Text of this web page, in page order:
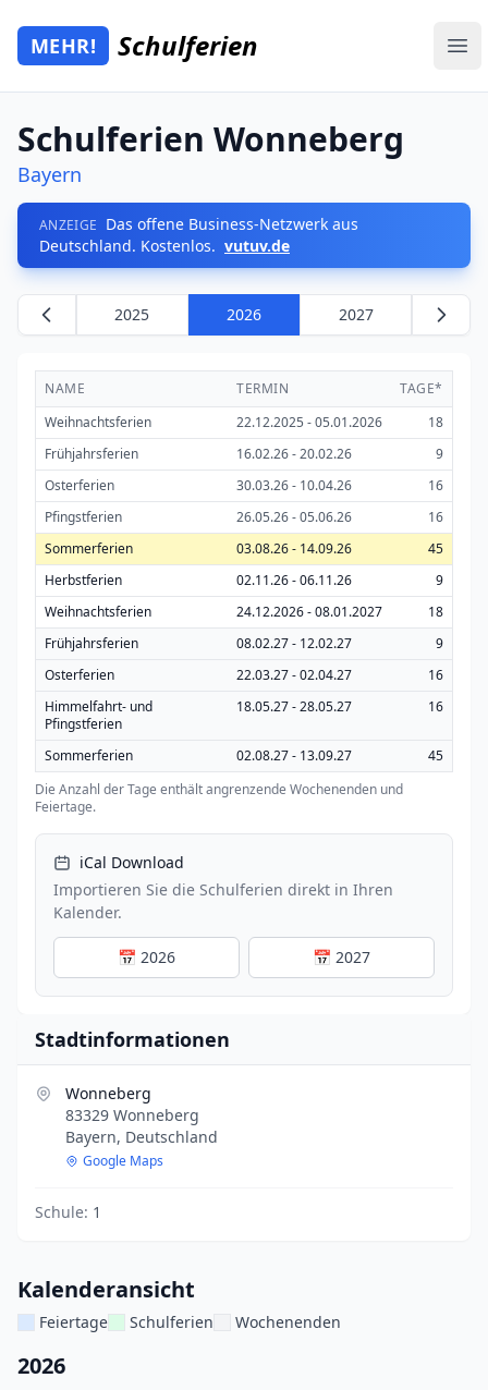
Zum Hauptinhalt springen
Mehr Schulferien
MEHR! Schulferien
Schulferien Wonneberg
Bayern
ANZEIGE Das offene Business-Netzwerk aus
Deutschland. Kostenlos. vutuv.de
2025 2026 2027
NAME TERMIN
TAGE*
Weihnachtsferien
22.12.2025 - 05.01.2026
18
Frühjahrsferien
16.02.26 - 20.02.26
9
Osterferien
30.03.26 - 10.04.26
16
Pfingstferien
26.05.26 - 05.06.26
16
Sommerferien
03.08.26 - 14.09.26
45
Herbstferien
02.11.26 - 06.11.26
9
Weihnachtsferien
24.12.2026 - 08.01.2027
18
Frühjahrsferien
08.02.27 - 12.02.27
9
Osterferien
22.03.27 - 02.04.27
16
Himmelfahrt- und
Pfingstferien
18.05.27 - 28.05.27 16
Sommerferien 02.08.27 - 13.09.27
45
Die Anzahl der Tage enthält angrenzende Wochenenden und
Feiertage.
iCal Download
Importieren Sie die Schulferien direkt in Ihren
Kalender.
📅 2026 📅 2027
Stadtinformationen
Wonneberg
83329 Wonneberg
Bayern, Deutschland
Google Maps
Schule: 1
Kalenderansicht
Feiertage Schulferien Wochenenden
2026